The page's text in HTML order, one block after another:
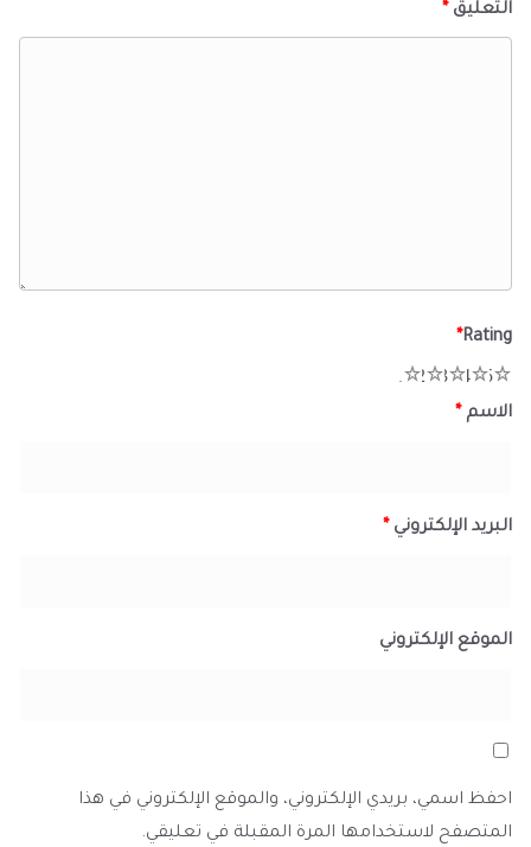
التعليق *
Rating
*
5
4
3
2
الاسم *
البريد الإلكتروني *
الموقع الإلكتروني
احفظ اسمي، بريدي الإلكتروني، والموقع الإلكتروني في هذا
المتصفح لاستخدامها المرة المقبلة في تعليقي.